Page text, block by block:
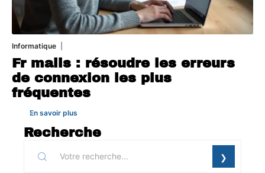
Informatique
Fr mails : résoudre les erreurs
de connexion les plus
fréquentes
En savoir plus
Recherche